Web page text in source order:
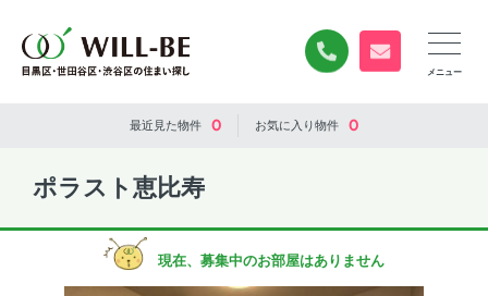
0120-840-834
無料お問い合
最近見た物件 0 お気に入り物件 0
ポラスト恵比寿
現在、募集中のお部屋はありません